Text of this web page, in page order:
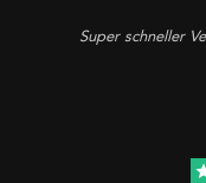
Super schneller